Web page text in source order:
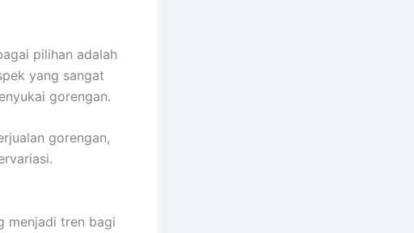
pilihan adalah
yang sangat
gorengan.
gorengan,
menjadi tren bagi